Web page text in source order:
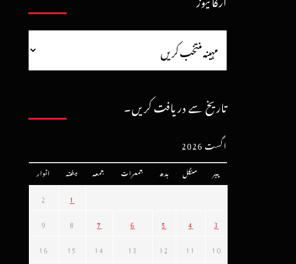
تاریخ سے دریافت کریں۔
اگست 2026
پیر منگل بدھ جمعرات جمعہ ہفتہ اتوار
1
2
3
4
5
6
7
8
9
10
11
12
13
14
15
16